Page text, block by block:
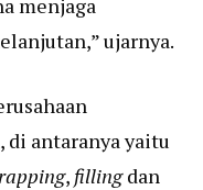
menjaga
ujarnya.
di antaranya yaitu
, fillingdan